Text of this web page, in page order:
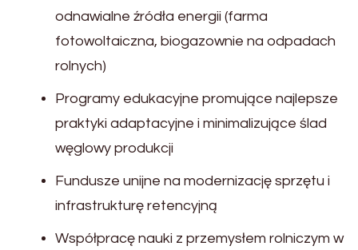
odnawialne źródła energii (farma
fotowoltaiczna, biogazownie na odpadach
rolnych)
Programy edukacyjne promujące najlepsze
praktyki adaptacyjne i minimalizujące ślad
węglowy produkcji
Fundusze unijne na modernizację sprzętu i
infrastrukturę retencyjną
Współpracę nauki z przemysłem rolniczym w